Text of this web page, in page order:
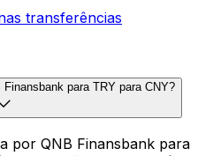
transferências
para TRY para CNY?
por QNB Finansbank para